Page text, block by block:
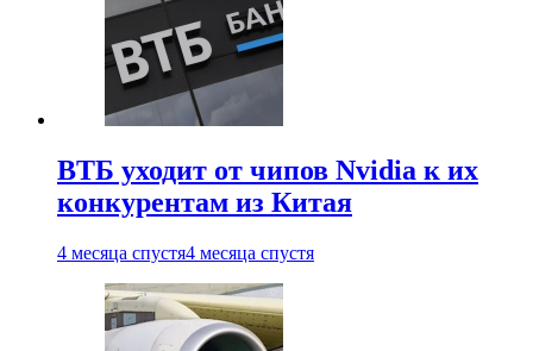
ВТБ уходит от чипов Nvidia к их
конкурентам из Китая
4 месяца спустя4 месяца спустя